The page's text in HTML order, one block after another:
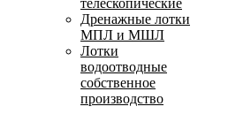
телескопические
Дренажные лотки
МПЛ и МШЛ
Лотки
водоотводные
собственное
производство